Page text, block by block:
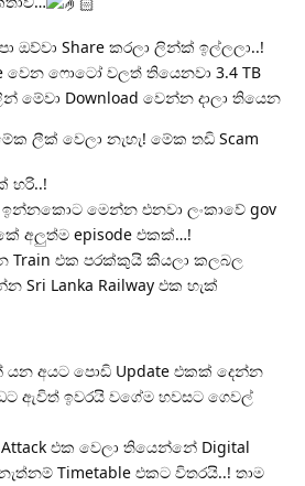
ඔව්වා Share කරලා ලින්ක් ඉල්ලලා..!
වෙන ෆොටෝ වලත් තියෙනවා 3.4 TB
මේවා Download වෙන්න දාලා තියෙන
ලීක් වෙලා නැහැ! මේක තඩි Scam
හරි..!
මෙන්න එනවා ලංකාවේ gov
අලුත්ම episode එකක්…!
Train එක පරක්කුයි කියලා කලබල
Sri Lanka Railway එක හැක්
යන අයට පොඩි Update එකක් දෙන්න
ඇවිත් ඉවරයි වගේම හවසට ගෙවල්
එක වෙලා තියෙන්නේ Digital
Timetable එකට විතරයි..! තාම